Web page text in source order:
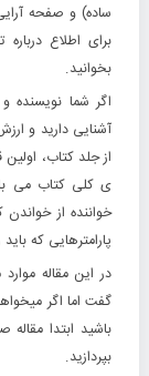
ساده) و صفحه
برای اطلاع
بخوانید.
اگر شما نویسنده
آشنایی دارید و
از جلد کتاب،
ی کلی کتاب می
خواننده از
پارامترهایی که
در این مقاله
گفت اما اگر
باشید ابتدامقاله
بپردازید.